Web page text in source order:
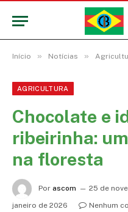
Início » Notícias »
AGRICULTURA
Chocolate e
ribeirinha:
na floresta
Por ascom 25 de
janeiro de 2026
Nenhum